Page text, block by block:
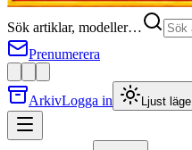
Sök artiklar, modeller…
Prenumerera
ArkivLogga in Ljust läge